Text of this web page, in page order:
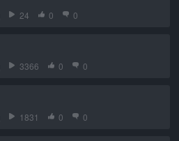
24 0 0
3366 0 0
1831 0 0